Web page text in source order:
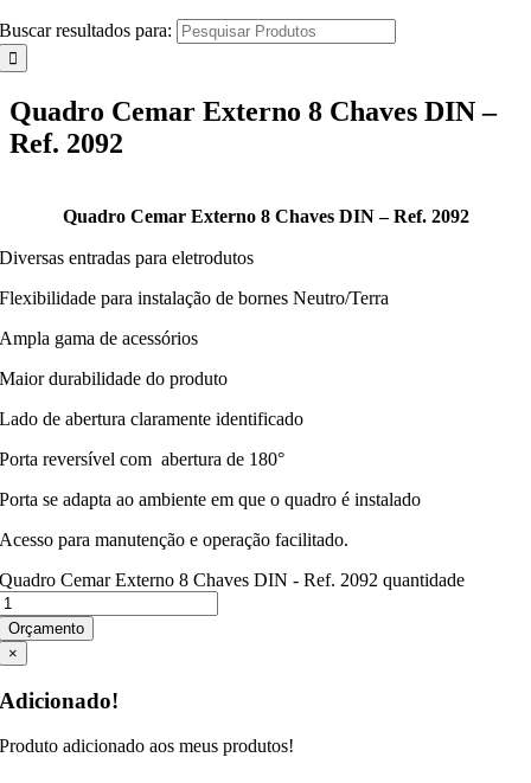
Buscar resultados para:
Quadro Cemar Externo 8 Chaves DIN –
Ref. 2092
Quadro Cemar Externo 8 Chaves DIN – Ref. 2092
Diversas entradas para eletrodutos
Flexibilidade para instalação de bornes Neutro/Terra
Ampla gama de acessórios
Maior durabilidade do produto
Lado de abertura claramente identificado
Porta reversível com abertura de 180°
Porta se adapta ao ambiente em que o quadro é instalado
Acesso para manutenção e operação facilitado.
Quadro Cemar Externo 8 Chaves DIN - Ref. 2092 quantidade
Orçamento
×
Adicionado!
Produto adicionado aos meus produtos!